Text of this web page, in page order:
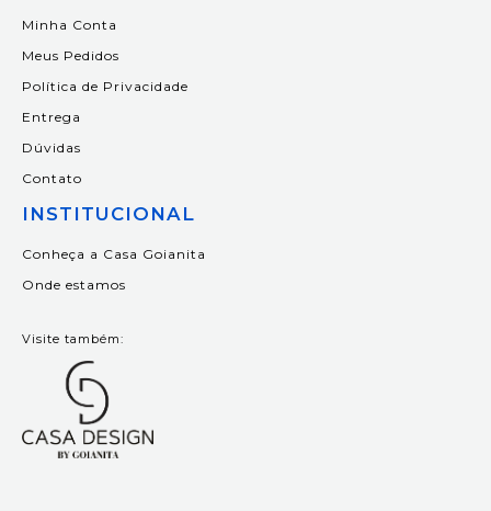
Minha Conta
Meus Pedidos
Política de Privacidade
Entrega
Dúvidas
Contato
INSTITUCIONAL
Conheça a Casa Goianita
Onde estamos
Visite também: